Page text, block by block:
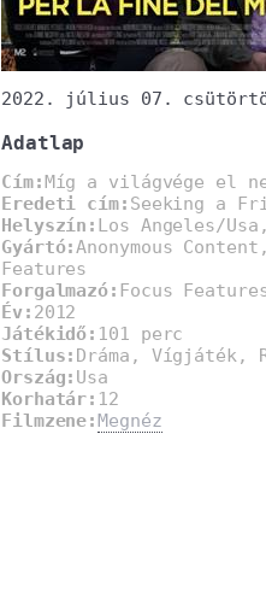
2022. július 07.
Adatlap
Cím:Míg a világvége el
Eredeti cím: Seeking a
Helyszín: Los Angeles/
Gyártó:Anonymous
Features
Forgalmazó: Focus
Év: 2012
Játékidő: 101 perc
Stílus: Dráma, Vígjáték,
Ország: Usa
Korhatár: 12
Filmzene:Megnéz